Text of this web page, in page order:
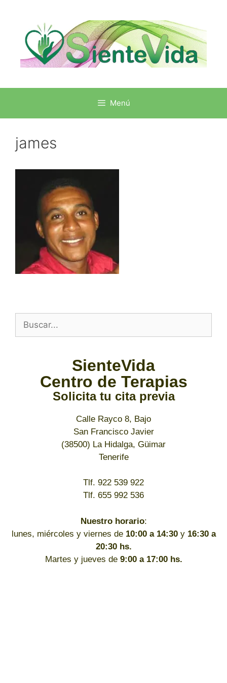
Menú
james
SienteVida
Centro de Terapias
Solicita tu cita previa
Calle Rayco 8, Bajo
San Francisco Javier
(38500) La Hidalga, Güimar
Tenerife
Tlf. 922 539 922
Tlf. 655 992 536
Nuestro horario:
lunes, miércoles y viernes de 10:00 a 14:30y 16:30 a
20:30 hs.
Martes y jueves de 9:00 a 17:00 hs.